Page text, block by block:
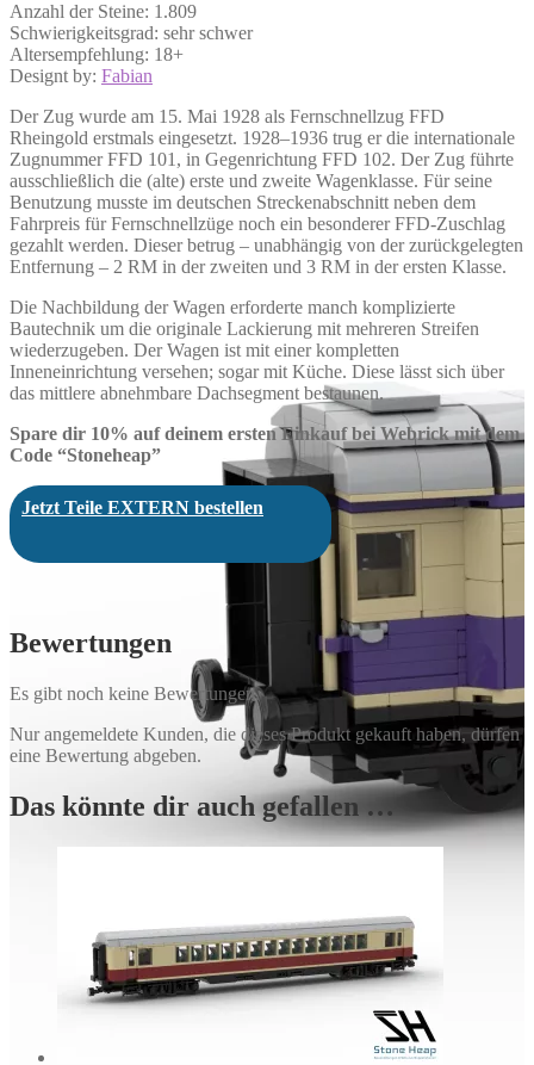
Anzahl der Steine: 1.809
Schwierigkeitsgrad: sehr schwer
Altersempfehlung: 18+
Designt by: Fabian
Der Zug wurde am 15. Mai 1928 als Fernschnellzug FFD
Rheingold erstmals eingesetzt. 1928–1936 trug er die internationale
Zugnummer FFD 101, in Gegenrichtung FFD 102. Der Zug führte
ausschließlich die (alte) erste und zweite Wagenklasse. Für seine
Benutzung musste im deutschen Streckenabschnitt neben dem
Fahrpreis für Fernschnellzüge noch ein besonderer FFD-Zuschlag
gezahlt werden. Dieser betrug – unabhängig von der zurückgelegten
Entfernung – 2 RM in der zweiten und 3 RM in der ersten Klasse.
Die Nachbildung der Wagen erforderte manch komplizierte
Bautechnik um die originale Lackierung mit mehreren Streifen
wiederzugeben. Der Wagen ist mit einer kompletten
Inneneinrichtung versehen; sogar mit Küche. Diese lässt sich über
das mittlere abnehmbare Dachsegment bestaunen.
Spare dir 10% auf deinem ersten Einkauf bei Webrick mit dem
Code “Stoneheap”
Jetzt Teile EXTERN bestellen
Bewertungen
Es gibt noch keine Bewertungen.
Nur angemeldete Kunden, die dieses Produkt gekauft haben, dürfen
eine Bewertung abgeben.
Das könnte dir auch gefallen …